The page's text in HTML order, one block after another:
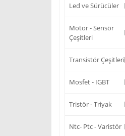
Led ve Sürücüler
Motor - Sensör
Çeşitleri
Transistör Çeşitleri
Mosfet - IGBT
Tristör - Triyak
Ntc- Ptc - Varistör